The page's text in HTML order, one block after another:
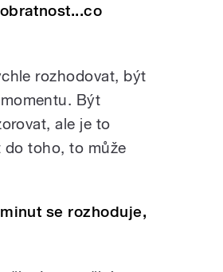
rozhodovat, být
Být
ale je to
toho, to může
se rozhoduje,